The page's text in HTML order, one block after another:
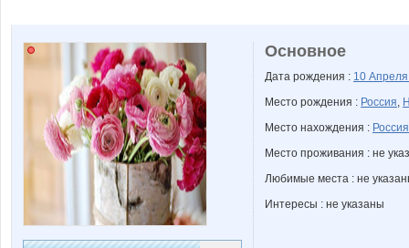
Основное
Дата рождения : 10
Место рождения : Россия,
Место нахождения : Россия
Место проживания : не
Любимые места : не
Интересы : не указаны